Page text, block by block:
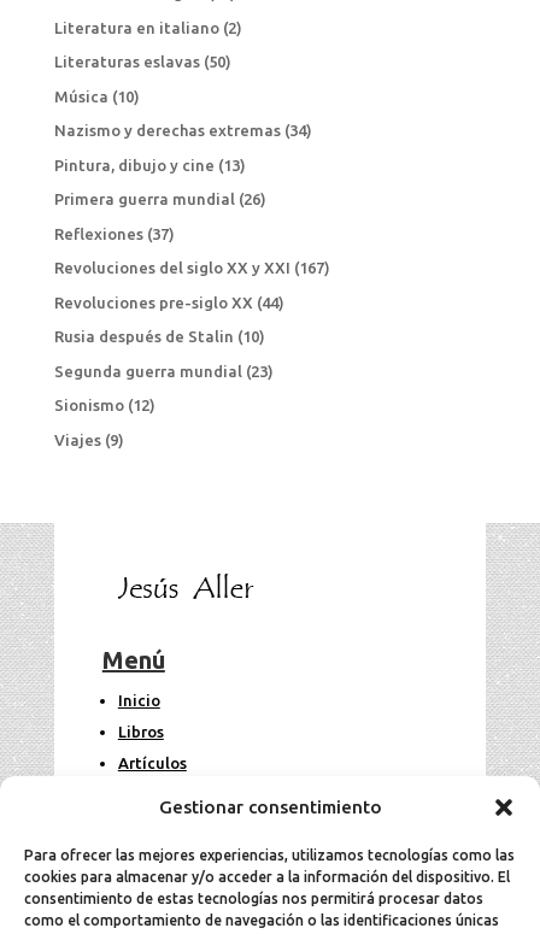
Gestionar consentimiento
Para ofrecer las mejores experiencias, utilizamos tecnologías como las
cookies para almacenar y/o acceder a la información del dispositivo. El
consentimiento de estas tecnologías nos permitirá procesar datos
como el comportamiento de navegación o las identificaciones únicas
Literatura en italiano(2)
Literaturas eslavas(50)
Música (10)
Nazismo y derechas extremas(34)
Pintura, dibujo y cine (13)
Primera guerra mundial(26)
Reflexiones(37)
Revoluciones del siglo XX y XXI (167)
Revoluciones pre-siglo XX (44)
Rusia después de Stalin (10)
Segunda guerra mundial (23)
Sionismo(12)
Viajes(9)
Menú
Inicio
Libros
Artículos
Legal